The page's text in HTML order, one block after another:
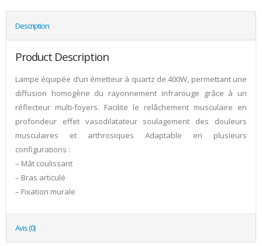
Description
Product Description
Lampe équipée d’un émetteur à quartz de 400W, permettant une
diffusion homogène du rayonnement infrarouge grâce à un
réflecteur multi-foyers. Facilite le relâchement musculaire en
profondeur effet vasodilatateur soulagement des douleurs
musculaires et arthrosiques Adaptable en plusieurs
configurations :
– Mât coulissant
– Bras articulé
– Fixation murale
Avis (0)